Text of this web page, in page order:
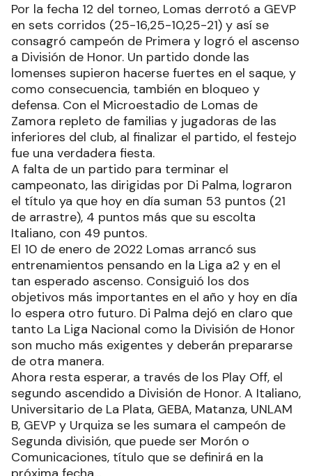
Por la fecha 12 del torneo, Lomas derrotó a GEVP
en sets corridos (25-16,25-10,25-21) y así se
consagró campeón de Primera y logró el ascenso
a División de Honor. Un partido donde las
lomenses supieron hacerse fuertes en el saque, y
como consecuencia, también en bloqueo y
defensa. Con el Microestadio de Lomas de
Zamora repleto de familias y jugadoras de las
inferiores del club, al finalizar el partido, el festejo
fue una verdadera fiesta.
A falta de un partido para terminar el
campeonato, las dirigidas por Di Palma, lograron
el título ya que hoy en día suman 53 puntos (21
de arrastre), 4 puntos más que su escolta
Italiano, con 49 puntos.
El 10 de enero de 2022 Lomas arrancó sus
entrenamientos pensando en la Liga a2 y en el
tan esperado ascenso. Consiguió los dos
objetivos más importantes en el año y hoy en día
lo espera otro futuro. Di Palma dejó en claro que
tanto La Liga Nacional como la División de Honor
son mucho más exigentes y deberán prepararse
de otra manera.
Ahora resta esperar, a través de los Play Off, el
segundo ascendido a División de Honor. A Italiano,
Universitario de La Plata, GEBA, Matanza, UNLAM
B, GEVP y Urquiza se les sumara el campeón de
Segunda división, que puede ser Morón o
Comunicaciones, título que se definirá en la